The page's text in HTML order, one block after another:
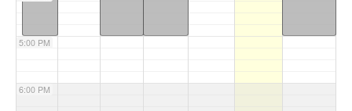
5:00 PM
6:00 PM